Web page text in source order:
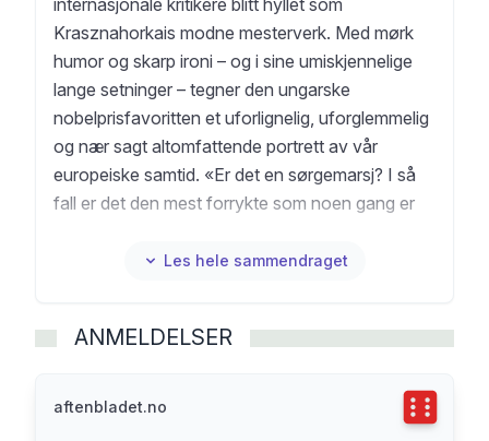
internasjonale kritikere blitt hyllet som
Krasznahorkais modne mesterverk. Med mørk
humor og skarp ironi – og i sine umiskjennelige
lange setninger – tegner den ungarske
nobelprisfavoritten et uforlignelig, uforglemmelig
og nær sagt altomfattende portrett av vår
europeiske samtid. «Er det en sørgemarsj? I så
fall er det den mest forrykte som noen gang er
tilårskommen aristokrat, er på vei tilbake til den
lille byen legger storslagne planer for hvordan de
Det verken borgermesteren, den korrupte
Les hele sammendraget
ANMELDELSER
aftenbladet.no